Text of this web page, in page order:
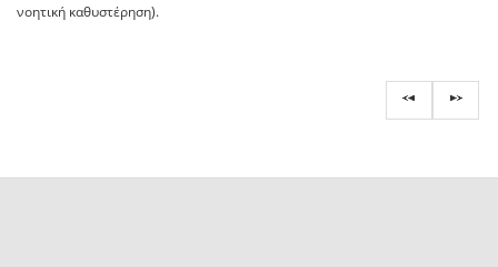
νοητική καθυστέρηση).